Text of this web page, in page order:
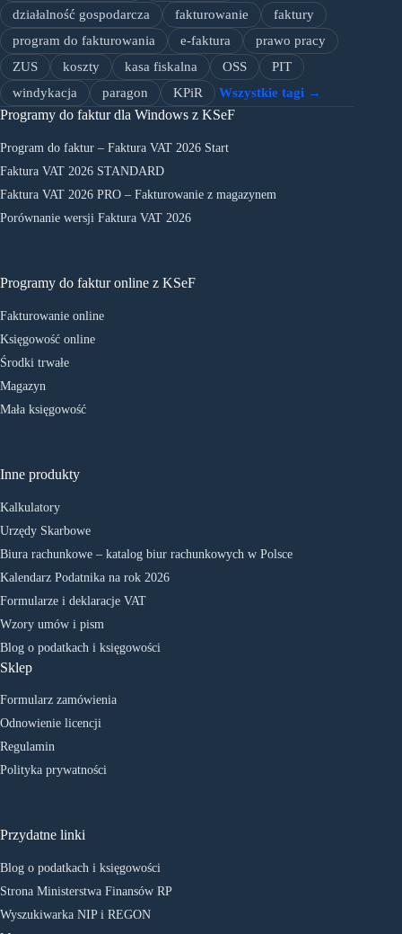
działalność gospodarcza
fakturowanie
faktury
program do fakturowania
e-faktura
prawo pracy
ZUS
koszty kasa fiskalna OSS
PIT
windykacja
paragon KPiR Wszystkie tagi →
Programy do faktur dla Windows z KSeF
Program do faktur – Faktura VAT 2026 Start
Faktura VAT 2026 STANDARD
Faktura VAT 2026 PRO – Fakturowanie z magazynem
Porównanie wersji Faktura VAT 2026
Programy do faktur online z KSeF
Fakturowanie online
Księgowość online
Środki trwałe
Magazyn
Mała księgowość
Inne produkty
Kalkulatory
Urzędy Skarbowe
Biura rachunkowe – katalog biur rachunkowych w Polsce
Kalendarz Podatnika na rok 2026
Formularze i deklaracje VAT
Wzory umów i pism
Blog o podatkach i księgowości
Sklep
Formularz zamówienia
Odnowienie licencji
Regulamin
Polityka prywatności
Przydatne linki
Blog o podatkach i księgowości
Strona Ministerstwa Finansów RP
Wyszukiwarka NIP i REGON